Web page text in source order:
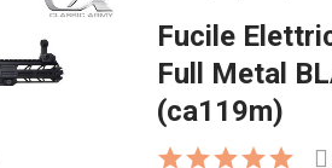
Fucile
Full Metal
(ca119m)